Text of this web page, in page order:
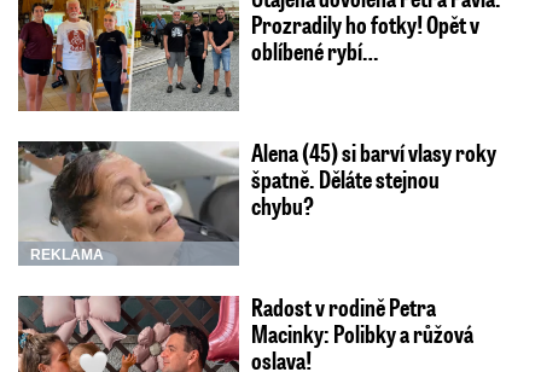
Prozradily ho fotky! Opět v
oblíbené rybí…
REKLAMA
Alena (45) si barví vlasy roky
špatně. Děláte stejnou
chybu?
Radost v rodině Petra
Macinky: Polibky a růžová
oslava!